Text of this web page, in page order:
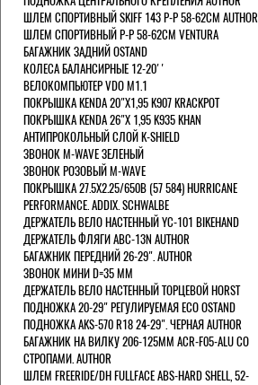
ШЛЕМ СПОРТИВНЫЙ SKIFF 143 Р-Р 58-62СМ AUTHOR
ШЛЕМ СПОРТИВНЫЙ Р-Р 58-62СМ VENTURA
БАГАЖНИК ЗАДНИЙ OSTAND
КОЛЕСА БАЛАНСИРНЫЕ 12-20''
ВЕЛОКОМПЬЮТЕР VDO M1.1
ПОКРЫШКА KENDA 20"Х1,95 K907 KRACKPOT
ПОКРЫШКА KENDA 26"Х 1,95 K935 KHAN
АНТИПРОКОЛЬНЫЙ СЛОЙ K-SHIELD
ЗВОНОК M-WAVE ЗЕЛЕНЫЙ
ЗВОНОК РОЗОВЫЙ M-WAVE
ПОКРЫШКА 27.5X2.25/650B (57 584) HURRICANE
PERFORMANCE. ADDIX. SCHWALBE
ДЕРЖАТЕЛЬ ВЕЛО НАСТЕННЫЙ YC-101 BIKEHAND
ДЕРЖАТЕЛЬ ФЛЯГИ ABC-13N AUTHOR
БАГАЖНИК ПЕРЕДНИЙ 26-29". AUTHOR
ЗВОНОК МИНИ D=35 ММ
ДЕРЖАТЕЛЬ ВЕЛО НАСТЕННЫЙ ТОРЦЕВОЙ HORST
ПОДНОЖКА 20-29" РЕГУЛИРУЕМАЯ ECO OSTAND
ПОДНОЖКА AKS-570 R18 24-29". ЧЕРНАЯ AUTHOR
БАГАЖНИК НА ВИЛКУ 206-125ММ ACR-F05-ALU СО
СТРОПАМИ. AUTHOR
ШЛЕМ FREERIDE/DH FULLFACE ABS-HARD SHELL, 52-